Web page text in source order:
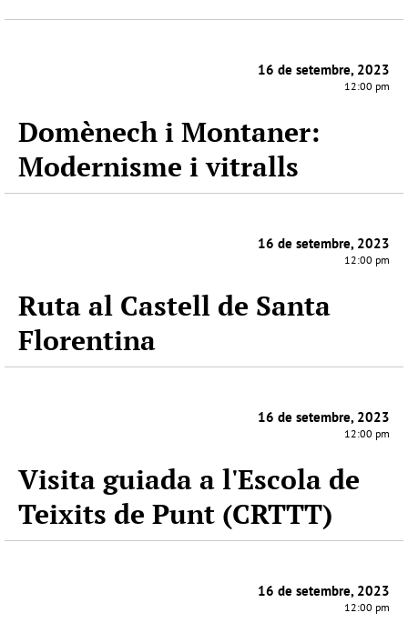
16 de setembre, 2023
12:00 pm
Domènech i Montaner:
Modernisme i vitralls
16 de setembre, 2023
12:00 pm
Ruta al Castell de Santa
Florentina
16 de setembre, 2023
12:00 pm
Visita guiada a l'Escola de
Teixits de Punt (CRTTT)
16 de setembre, 2023
12:00 pm